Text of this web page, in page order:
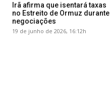
Irã afirma que isentará taxas
no Estreito de Ormuz durante
negociações
19 de junho de 2026, 16:12h